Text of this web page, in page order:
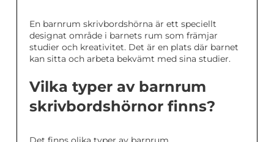
En barnrum skrivbordshörna är ett speciellt
designat område i barnets rum som främjar
studier och kreativitet. Det är en plats där barnet
kan sitta och arbeta bekvämt med sina studier.
Vilka typer av barnrum
skrivbordshörnor finns?